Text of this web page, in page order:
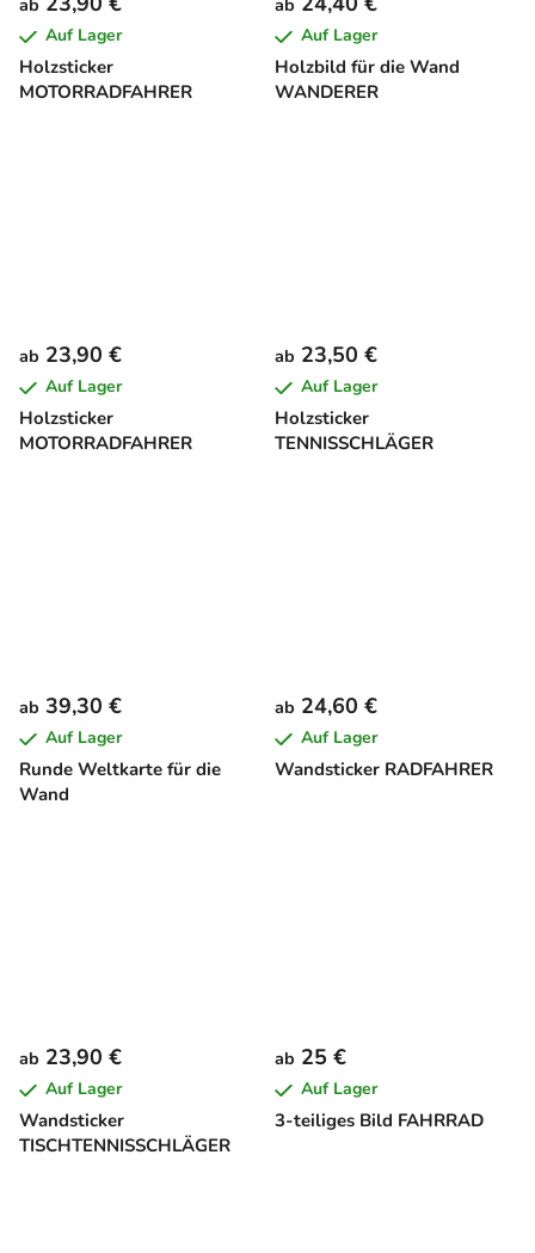
Holzsticker
MOTORRADFAHRER
ab
Auf Lager
Holzbild für die Wand
WANDERER
ab
Auf Lager
Holzsticker
MOTORRADFAHRER
ab 23,90 €
Auf Lager
Holzsticker
TENNISSCHLÄGER
ab 23,50 €
Auf Lager
Runde Weltkarte für die
Wand
ab 39,30 €
Auf Lager
Wandsticker RADFAHRER
ab 24,60 €
Auf Lager
Wandsticker
TISCHTENNISSCHLÄGER
ab 23,90 €
Auf Lager
3-teiliges Bild FAHRRAD
ab 25 €
Auf Lager